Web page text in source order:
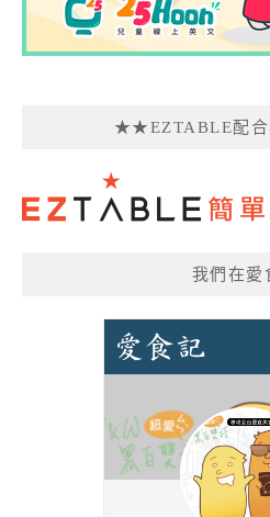
★★EZTABLE配
我們在愛